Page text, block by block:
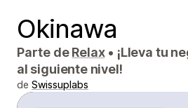
Okinawa
Parte deRelax • ¡Lleva tu
al siguiente nivel!
de Swissuplabs